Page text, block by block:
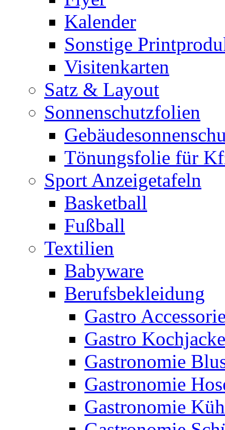
Kalender
Sonstige
Visitenkarten
Satz & Layout
Sonnenschutzfolien
Tönungsfolie für
Sport Anzeigetafeln
Basketball
Fußball
Textilien
Babyware
Berufsbekleidung
Gastro
Gastro
Gastronomie
Gastronomie
Gastronomie